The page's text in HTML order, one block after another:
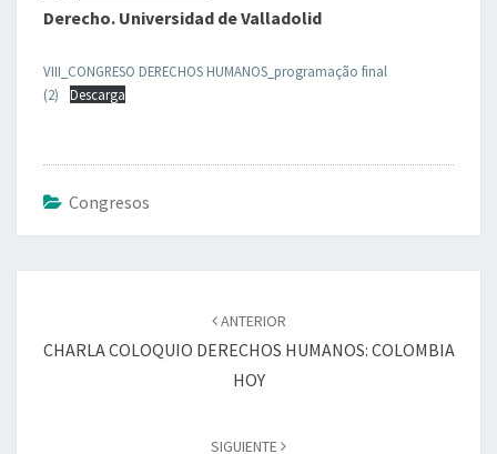
Derecho. Universidad de Valladolid
VIII_CONGRESO DERECHOS HUMANOS_programação final
(2)
Descarga
Congresos
entradas
ANTERIOR
CHARLA COLOQUIO DERECHOS HUMANOS: COLOMBIA
HOY
SIGUIENTE